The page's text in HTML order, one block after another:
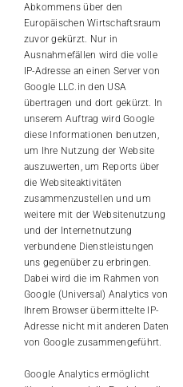
Abkommens über den
Europäischen Wirtschaftsraum
zuvor gekürzt. Nur in
Ausnahmefällen wird die volle
IP-Adresse an einen Server von
Google LLC.in den USA
übertragen und dort gekürzt. In
unserem Auftrag wird Google
diese Informationen benutzen,
um Ihre Nutzung der Website
auszuwerten, um Reports über
die Websiteaktivitäten
zusammenzustellen und um
weitere mit der Websitenutzung
und der Internetnutzung
verbundene Dienstleistungen
uns gegenüber zu erbringen.
Dabei wird die im Rahmen von
Google (Universal) Analytics von
Ihrem Browser übermittelte IP-
Adresse nicht mit anderen Daten
von Google zusammengeführt.
Google Analytics ermöglicht